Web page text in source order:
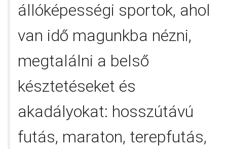
állóképességi sportok, ahol
van idő magunkba nézni,
megtalálni a belső
késztetéseket és
akadályokat: hosszútávú
futás, maraton, terepfutás,